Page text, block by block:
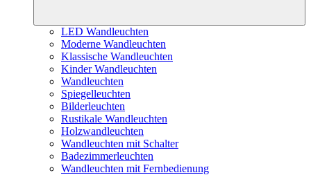
LED Wandleuchten
Moderne Wandleuchten
Klassische Wandleuchten
Kinder Wandleuchten
Wandleuchten
Spiegelleuchten
Bilderleuchten
Rustikale Wandleuchten
Holzwandleuchten
Wandleuchten mit Schalter
Badezimmerleuchten
Wandleuchten mit Fernbedienung